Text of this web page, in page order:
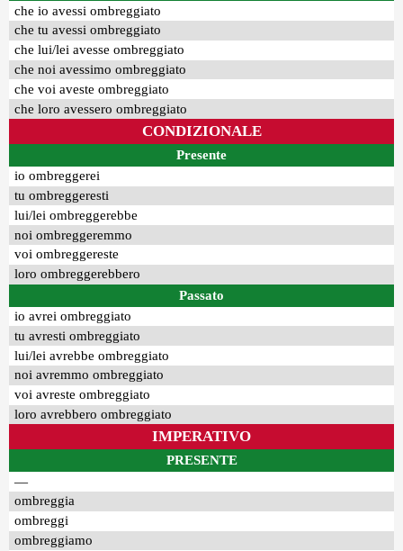
che io avessi ombreggiato
che tu avessi ombreggiato
che lui/lei avesse ombreggiato
che noi avessimo ombreggiato
che voi aveste ombreggiato
che loro avessero ombreggiato
CONDIZIONALE
Presente
io ombreggerei
tu ombreggeresti
lui/lei ombreggerebbe
noi ombreggeremmo
voi ombreggereste
loro ombreggerebbero
Passato
io avrei ombreggiato
tu avresti ombreggiato
lui/lei avrebbe ombreggiato
noi avremmo ombreggiato
voi avreste ombreggiato
loro avrebbero ombreggiato
IMPERATIVO
PRESENTE
—
ombreggia
ombreggi
ombreggiamo